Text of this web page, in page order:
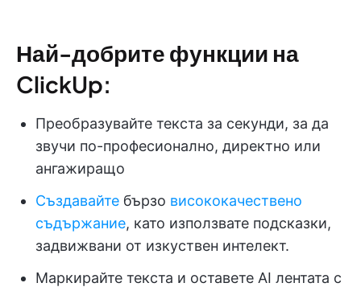
Най-добрите функции на
ClickUp:
Преобразувайте текста за секунди, за да
звучи по-професионално, директно или
ангажиращо
Създавайте бързо висококачествено
съдържание, като използвате подсказки,
задвижвани от изкуствен интелект.
Маркирайте текста и оставете AI лентата с